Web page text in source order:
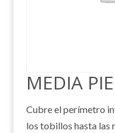
MEDIA
Cubre el perímetro
los tobillos hasta las